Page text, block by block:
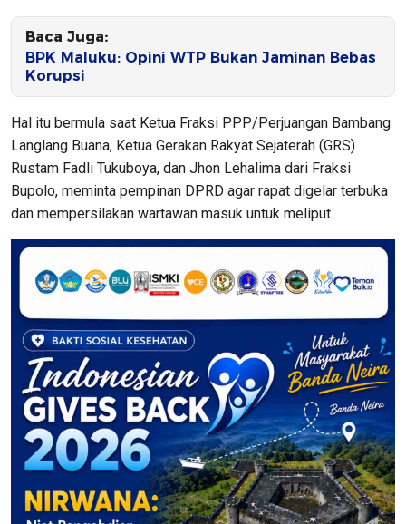
Baca Juga:
BPK Maluku: Opini WTP Bukan Jaminan Bebas
Korupsi
Hal itu bermula saat Ketua Fraksi PPP/Perjuangan Bambang
Langlang Buana, Ketua Gerakan Rakyat Sejaterah (GRS)
Rustam Fadli Tukuboya, dan Jhon Lehalima dari Fraksi
Bupolo, meminta pempinan DPRD agar rapat digelar terbuka
dan mempersilakan wartawan masuk untuk meliput.